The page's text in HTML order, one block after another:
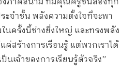
จำชั้น พลังความตั้งใจที่จะพา
นครั้งนี้ช่างยิ่งใหญ่ และทรงพลัง
ค่สร้างการเรียนรู้ แต่พวกเราได้
นเจ้าของการเรียนรู้ตัวจริง”